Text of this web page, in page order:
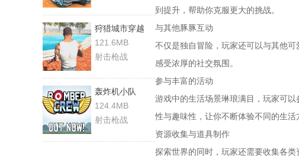
狩猎城市穿越
121.6MB
射击枪战
轰炸机小队
124.4MB
射击枪战
到提升，帮助你克服更大的挑战。
与其他豚豚互动
不仅是独自冒险，玩家还可以与其他
感受浓厚的社交氛围。
参与丰富的活动
游戏中的生活场景琳琅满目，玩家可
性与趣味性，让你不断体验不同的生活
资源收集与道具制作
探索世界的同时，玩家还需要收集各